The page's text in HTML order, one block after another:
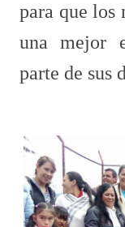
para que los
una mejor
parte de sus